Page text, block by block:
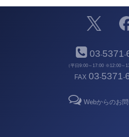
03-5371-
（平日9:00～17:00 ※12:00～
FAX 03-5371-
Webからのお